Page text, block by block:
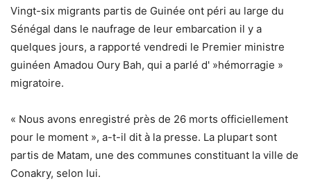
Vingt-six migrants partis de Guinée ont péri au large du
Sénégal dans le naufrage de leur embarcation il y a
quelques jours, a rapporté vendredi le Premier ministre
guinéen Amadou Oury Bah, qui a parlé d' »hémorragie »
migratoire.
« Nous avons enregistré près de 26 morts officiellement
pour le moment », a-t-il dit à la presse. La plupart sont
partis de Matam, une des communes constituant la ville de
Conakry, selon lui.